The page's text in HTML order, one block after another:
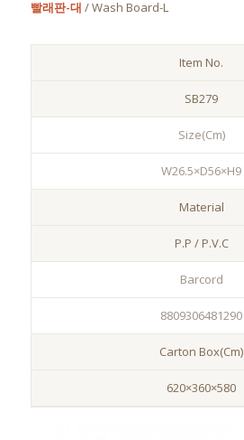
빨래판-대 / Wash Board-L
Item No.
SB279
Size(Cm)
W26.5×D56×H9
Material
P.P / P.V.C
Barcord
8809306481290
Carton Box(Cm)
620×360×580